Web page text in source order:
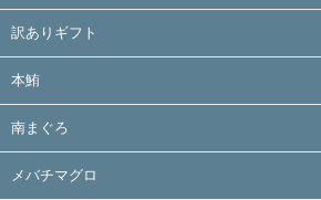
訳ありギフト
本鮪
南まぐろ
メバチマグロ